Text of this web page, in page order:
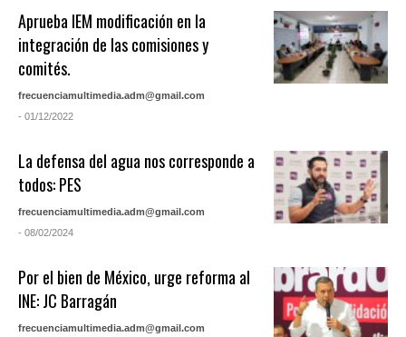
Aprueba IEM modificación en la
integración de las comisiones y
comités.
frecuenciamultimedia.adm@gmail.com
- 01/12/2022
La defensa del agua nos corresponde a
todos: PES
frecuenciamultimedia.adm@gmail.com
- 08/02/2024
Por el bien de México, urge reforma al
INE: JC Barragán
frecuenciamultimedia.adm@gmail.com